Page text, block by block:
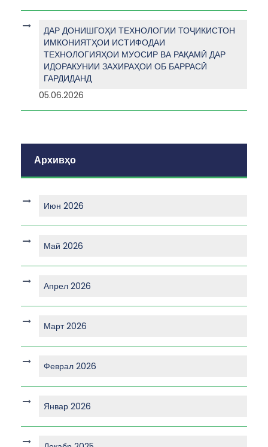
ДАР ДОНИШГОҲИ ТЕХНОЛОГИИ ТОҶИКИСТОН
ИМКОНИЯТҲОИ ИСТИФОДАИ
ТЕХНОЛОГИЯҲОИ МУОСИР ВА РАҚАМӢ ДАР
ИДОРАКУНИИ ЗАХИРАҲОИ ОБ БАРРАСӢ
ГАРДИДАНД
05.06.2026
Архивҳо
Июн 2026
Май 2026
Апрел 2026
Март 2026
Феврал 2026
Январ 2026